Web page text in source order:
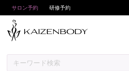
サロン予約 研修予約